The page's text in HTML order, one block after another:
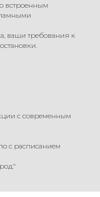
встроенным
ваши требования к
с современным
с расписанием